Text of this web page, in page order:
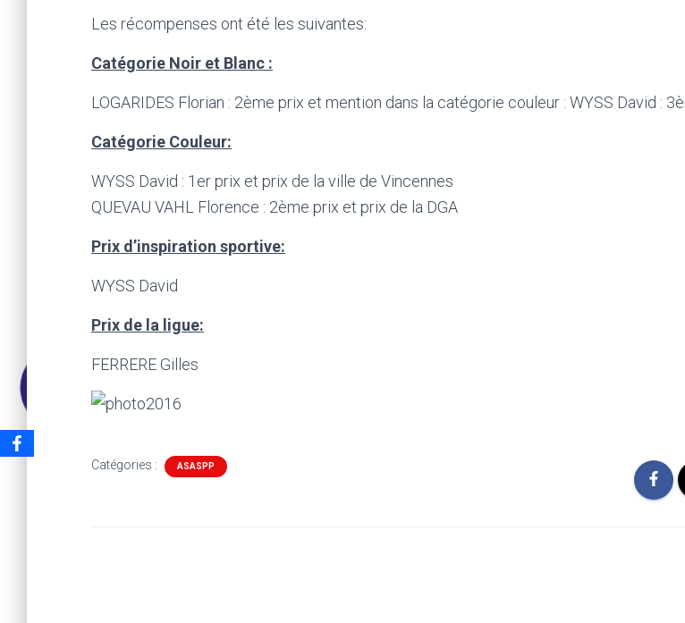
Les récompenses ont été les suivantes:
Catégorie Noir et Blanc :
LOGARIDES Florian : 2ème prix et mention dans la catégorie couleur : WYSS David :
Catégorie Couleur:
WYSS David : 1er prix et prix de la ville de Vincennes
QUEVAU VAHL Florence : 2ème prix et prix de la DGA
Prix d’inspiration sportive:
WYSS David
Prix de la ligue:
FERRERE Gilles
Catégories : ASASPP